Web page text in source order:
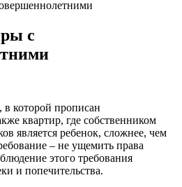
с
которой прописан
квартир, где собственником
является ребенок, сложнее, чем
– не ущемить права
этого требования
и попечительства.